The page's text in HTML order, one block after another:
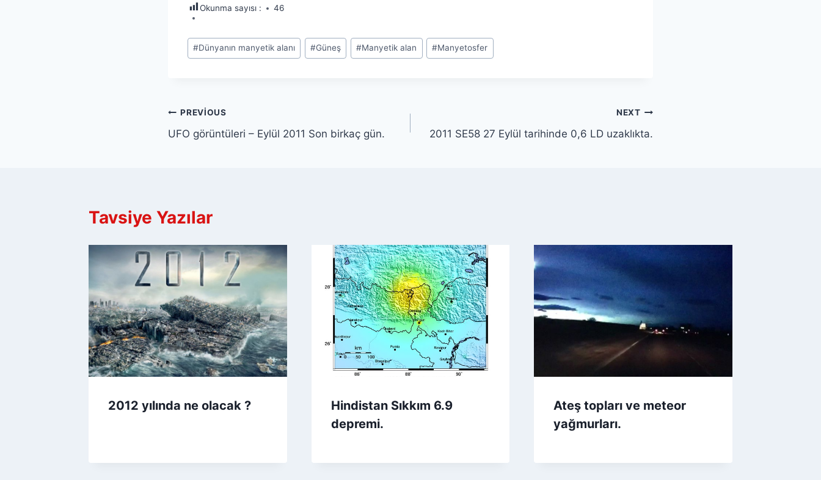
Okunma sayısı : 46
Post
Tags:
#Dünyanın manyetik alanı #Güneş #Manyetik alan #Manyetosfer
Yazı
gezinmesi
PREVIOUS
UFO görüntüleri – Eylül 2011 Son birkaç gün.
NEXT
2011 SE58 27 Eylül tarihinde 0,6 LD uzaklıkta.
Tavsiye Yazılar
2012 yılında ne olacak ?
Hindistan Sıkkım 6.9
depremi.
Ateş topları ve meteor
yağmurları.